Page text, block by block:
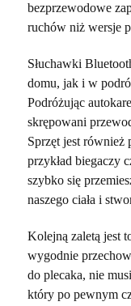
bezprzewodowe
ruchów niż wersje
Słuchawki
domu, jak i w
Podróżując
skrępowani
Sprzęt jest również
przykład biegaczy
szybko się
naszego ciała i
Kolejną zaletą jest
wygodnie
do plecaka, nie
który po pewnym